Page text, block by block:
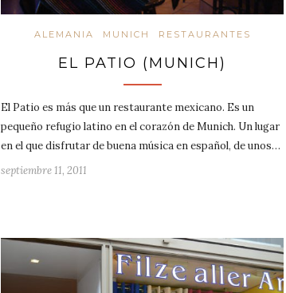
ALEMANIA MUNICH RESTAURANTES
EL PATIO (MUNICH)
El Patio es más que un restaurante mexicano. Es un
pequeño refugio latino en el corazón de Munich. Un lugar
en el que disfrutar de buena música en español, de unos…
septiembre 11, 2011